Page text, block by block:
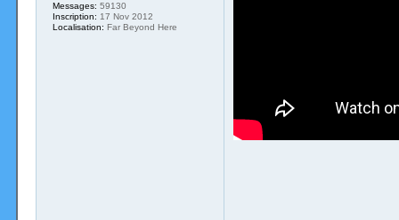
Messages: 59130
Inscription: 17 Nov 2012
Localisation: Far Beyond Here